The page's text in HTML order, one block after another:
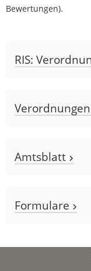
Bewertungen).
RIS:
Amtsblatt
Formulare